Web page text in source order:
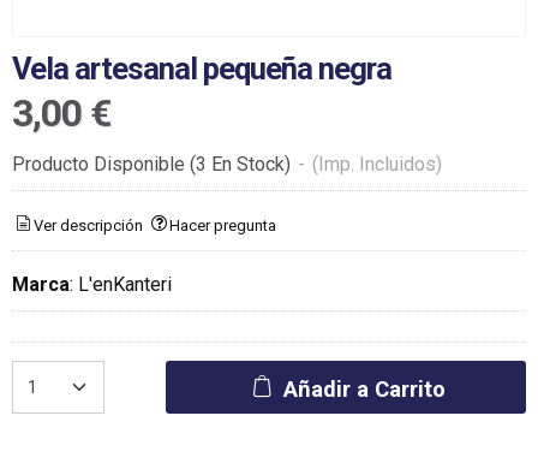
Vela artesanal pequeña negra
3,00 €
Producto Disponible (3 En Stock) - (Imp. Incluidos)
Ver descripción Hacer pregunta
Marca: L'enKanteri
Añadir a Carrito